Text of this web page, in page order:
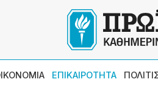
ΕΠΙΚΑΙΡΟΤΗΤΑ